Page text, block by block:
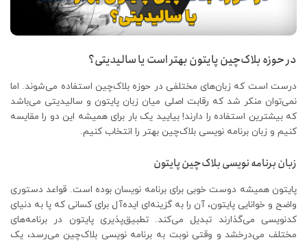
در حوزه بلاک‌چین پایتون بهتر است یا سالیدیتی؟
درست است که زبان‌های مختلفی در حوزه بلاک‌چین استفاده می‌شوند. اما
نمی‌توان منکر شد که رقابت اصلی میان زبان پایتون و سالیدیتی می‌باشد
که بیشترین استفاده را دارند! بیایید یک بار برای همیشه این دو را مقایسه
کنیم و زبان برنامه نویسی بلاک‌چین بهتر را انتخاب کنیم.
زبان برنامه نویسی بلاک‌چین پایتون
پایتون همیشه دوست خوبی برای برنامه نویسان بوده است. قواعد دستوری
واضح و خوانایی پایتون، آن را به گزینه‌ای ایده‌آل برای کسانی که پا به دنیای
کدنویسی می‌گذارند تبدیل می‌کند. تطبیق‌پذیری پایتون در برنامه‌های
مختلف می‌درخشد و وقتی نوبت به برنامه نویسی بلاک‌چین می‌رسد، یک